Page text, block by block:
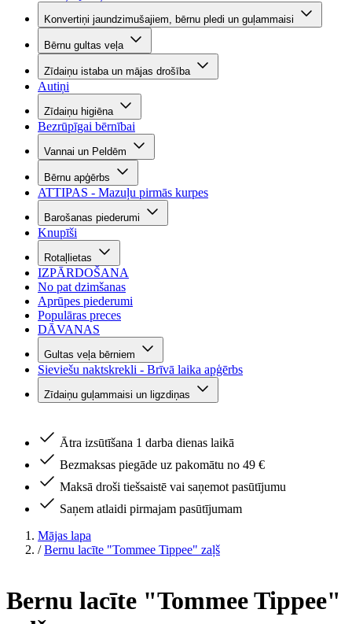
Konvertiņi jaundzimušajiem, bērnu pledi un guļammaisi
Bērnu gultas veļa
Zīdaiņu istaba un mājas drošība
Autiņi
Zīdaiņu higiēna
Bezrūpīgai bērnībai
Vannai un Peldēm
Bērnu apģērbs
ATTIPAS - Mazuļu pirmās kurpes
Barošanas piederumi
Knupīši
Rotaļlietas
IZPĀRDOŠANA
No pat dzimšanas
Aprūpes piederumi
Populāras preces
DĀVANAS
Gultas veļa bērniem
Sieviešu naktskrekli - Brīvā laika apģērbs
Zīdaiņu guļammaisi un ligzdiņas
Ātra izsūtīšana 1 darba dienas laikā
Bezmaksas piegāde uz pakomātu no 49 €
Maksā droši tiešsaistē vai saņemot pasūtījumu
Saņem atlaidi pirmajam pasūtījumam
Mājas lapa
/ Bernu lacīte "Tommee Tippee" zaļš
Bernu lacīte "Tommee Tippee"